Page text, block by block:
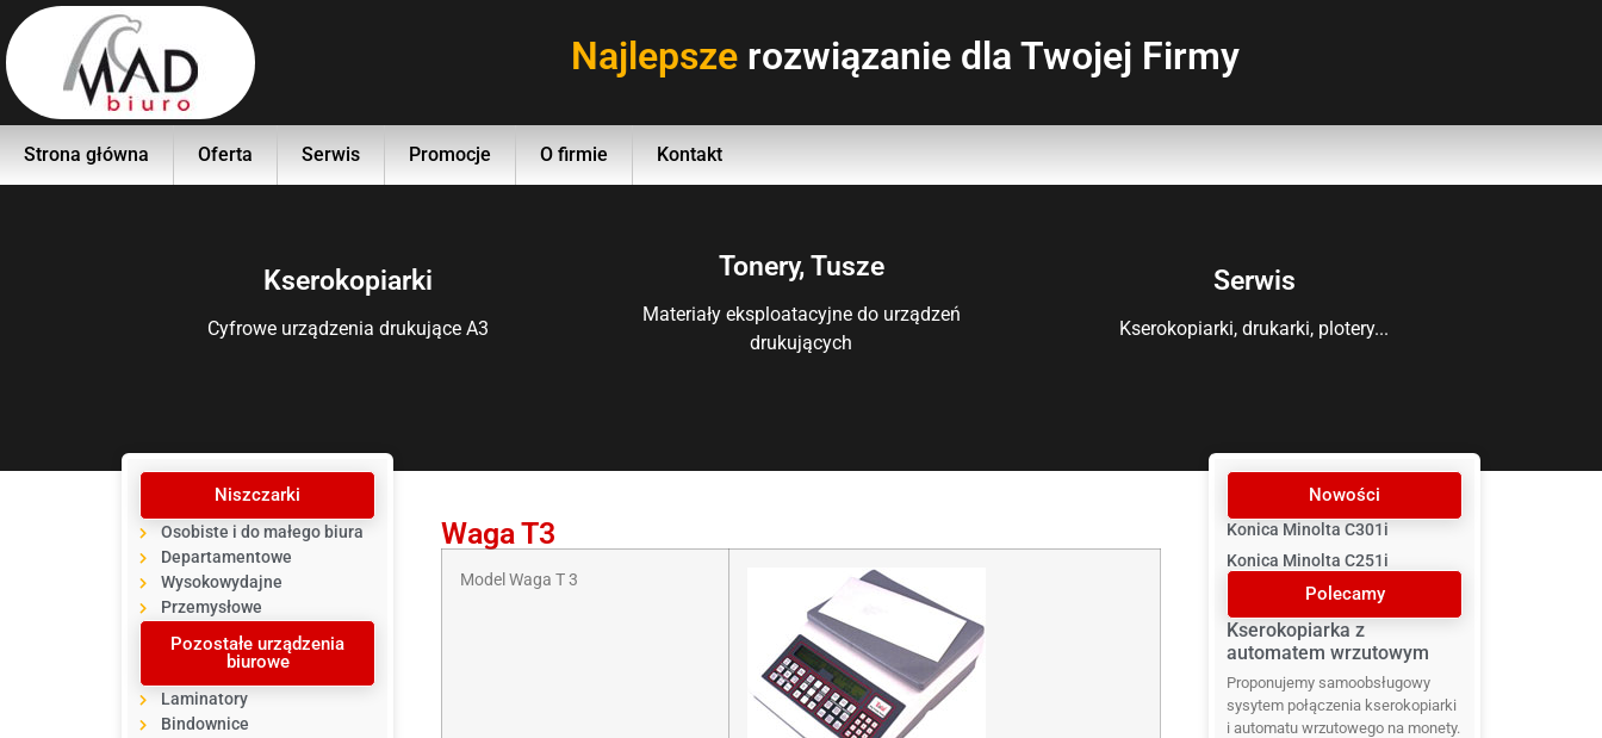
Najlepsze rozwiązanie dla Twojej Firmy
Strona główna Oferta Serwis Promocje O firmie Kontakt
Kserokopiarki
Cyfrowe urządzenia drukujące A3
Tonery, Tusze
Materiały eksploatacyjne do urządzeń
drukujących
Serwis
Kserokopiarki, drukarki, plotery...
Niszczarki
Osobiste i do małego biura
Departamentowe
Wysokowydajne
Przemysłowe
Pozostałe urządzenia
biurowe
Laminatory
Bindownice
Waga T3
Model Waga T 3
Nowości
Konica Minolta C301i
Konica Minolta C251i
Polecamy
Kserokopiarka z
automatem wrzutowym
Proponujemy samoobsługowy
sysytem połączenia kserokopiarki
i automatu wrzutowego na monety.